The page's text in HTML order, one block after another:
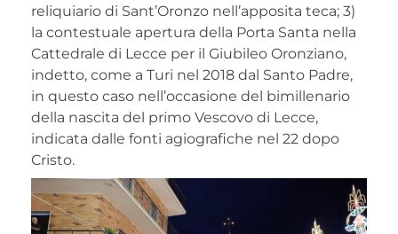
reliquiario di Sant’Oronzo nell’apposita teca; 3)
la contestuale apertura della Porta Santa nella
Cattedrale di Lecce per il Giubileo Oronziano,
indetto, come a Turi nel 2018 dal Santo Padre,
in questo caso nell’occasione del bimillenario
della nascita del primo Vescovo di Lecce,
indicata dalle fonti agiografiche nel 22 dopo
Cristo.